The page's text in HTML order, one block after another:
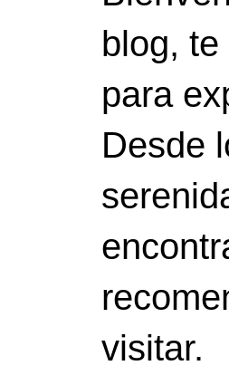
blog,
para
Desde
visitar.